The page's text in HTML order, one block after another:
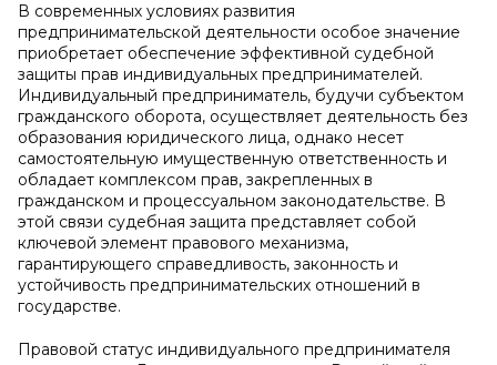
В современных условиях развития
предпринимательской деятельности особое значение
приобретает обеспечение эффективной судебной
защиты прав индивидуальных предпринимателей.
Индивидуальный предприниматель, будучи субъектом
гражданского оборота, осуществляет деятельность без
образования юридического лица, однако несет
самостоятельную имущественную ответственность и
обладает комплексом прав, закрепленных в
гражданском и процессуальном законодательстве. В
этой связи судебная защита представляет собой
ключевой элемент правового механизма,
гарантирующего справедливость, законность и
устойчивость предпринимательских отношений в
государстве.
Правовой статус индивидуального предпринимателя